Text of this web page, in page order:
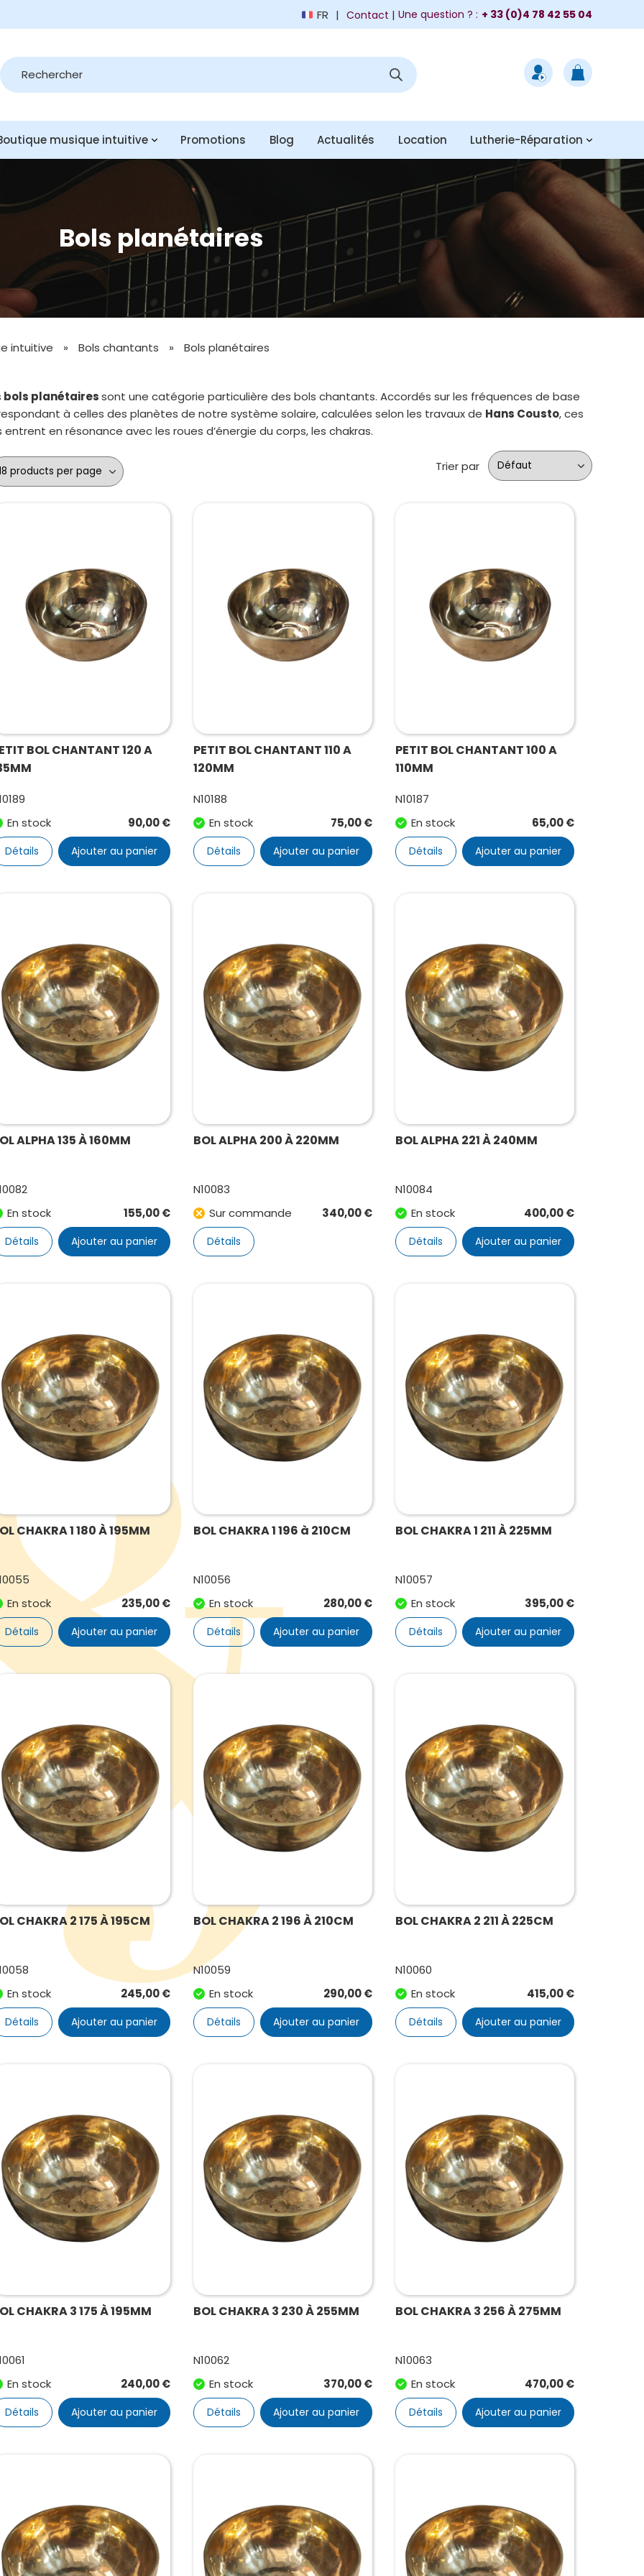
FR Contact | Une question ? : + 33 (0)4 78 42 55 04
Recherche
de
produits
musique intuitive Promotions Blog Actualités Location Lutherie-Réparation
Bols planétaires
intuitive » Bols chantants » Bols planétaires
bols planétairessont une catégorie particulière des bols chantants. Accordés sur les fréquences de base
à celles des planètes de notre système solaire, calculées selon les travaux de Hans Cousto, ces
entrent en résonance avec les roues d’énergie du corps, les chakras.
Trier par
BOL CHANTANT 120 A
En stock
90,00€
Détails Ajouter au panier
PETIT BOL CHANTANT 110 A
120MM
N10188
En stock
75,00€
Détails Ajouter au panier
PETIT BOL CHANTANT 100 A
110MM
N10187
En stock
65,00€
Détails Ajouter au panier
ALPHA 135 À 160MM
En stock
155,00€
Détails Ajouter au panier
BOL ALPHA 200 À 220MM
N10083
Sur commande
340,00€
Détails
BOL ALPHA 221 À 240MM
N10084
En stock
400,00€
Détails Ajouter au panier
CHAKRA 1 180 À 195MM
En stock
235,00€
Détails Ajouter au panier
BOL CHAKRA 1 196 à 210CM
N10056
En stock
280,00€
Détails Ajouter au panier
BOL CHAKRA 1 211 À 225MM
N10057
En stock
395,00€
Détails Ajouter au panier
CHAKRA 2 175 À 195CM
En stock
245,00€
Détails Ajouter au panier
BOL CHAKRA 2 196 À 210CM
N10059
En stock
290,00€
Détails Ajouter au panier
BOL CHAKRA 2 211 À 225CM
N10060
En stock
415,00€
Détails Ajouter au panier
CHAKRA 3 175 À 195MM
En stock
240,00€
Détails Ajouter au panier
BOL CHAKRA 3 230 À 255MM
N10062
En stock
370,00€
Détails Ajouter au panier
BOL CHAKRA 3 256 À 275MM
N10063
En stock
470,00€
Détails Ajouter au panier